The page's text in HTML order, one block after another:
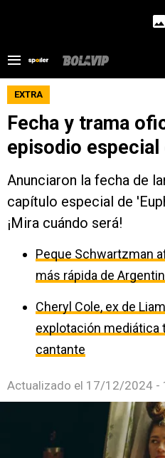
EXTRA
Fecha y trama
episodio especial
Anunciaron la fecha de
capítulo especial de
¡Mira cuándo será!
Peque Schwartzman
más rápida de
Cheryl Cole, ex de
explotación mediática
cantante
Actualizado el 17/12/2024 -